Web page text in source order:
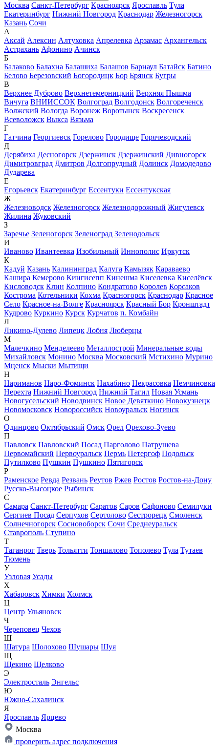
Москва Санкт-Петербург Красноярск Ярославль Тула
Екатеринбург Нижний Новгород Краснодар Железногорск
Казань Сочи
А
Аксай Алексин Алтуховка Апрелевка Арзамас Архангельск
Астрахань Афонино Ачинск
Б
Балаково Балахна Балашиха Балашов Барнаул Батайск Батино
Белово Березовский Богородицк Бор Брянск Бугры
В
Верхнее Дуброво Верхнетемерницкий Верхняя Пышма
Вичуга ВНИИССОК Волгоград Волгодонск Волгореченск
Волжский Вологда Воронеж Воротынск Воскресенск
Всеволожск Выкса Вязьма
Г
Гатчина Георгиевск Горелово Городище Горячеводский
Д
Дерябиха Десногорск Дзержинск Дзержинский Дивногорск
Димитровград Дмитров Долгопрудный Долинск Домодедово
Дударева
Е
Егорьевск Екатеринбург Ессентуки Ессентукская
Ж
Железноводск Железногорск Железнодорожный Жигулевск
Жилина Жуковский
З
Заречье Зеленогорск Зеленоград Зеленодольск
И
Иваново Ивантеевка Изобильный Иннополис Иркутск
К
Кадуй Казань Калининград Калуга Камызяк Караваево
Кашира Кемерово Кингисепп Кинешма Киселевка Киселёвск
Кисловодск Клин Колпино Кондратово Королев Корсаков
Кострома Котельники Кохма Красногорск Краснодар Красное
Село Красное-на-Волге Красноярск Красный Бор Кронштадт
Кудрово Куркино Курск Курчатов п. Комбайн
Л
Ликино-Дулево Липецк Лобня Люберцы
М
Малечкино Менделеево Металлострой Минеральные воды
Михайловск Монино Москва Московский Мстихино Мурино
Мценск Мыски Мытищи
Н
Нариманов Наро-Фоминск Нахабино Некрасовка Немчиновка
Нерехта Нижний Новгород Нижний Тагил Новая Усмань
Новогусельский Новодвинск Новое Девяткино Новокузнецк
Новомосковск Новороссийск Новоуральск Ногинск
О
Одинцово Октябрьский Омск Орел Орехово-Зуево
П
Павловск Павловский Посад Парголово Патрушева
Первомайский Первоуральск Пермь Петергоф Подольск
Путилково Пушкин Пушкино Пятигорск
Р
Раменское Ревда Резвань Реутов Ржев Ростов Ростов-на-Дону
Русско-Высоцкое Рыбинск
С
Самара Санкт-Петербург Саратов Саров Сафоново Семилуки
Сергиев Посад Серпухов Сертолово Сестрорецк Смоленск
Солнечногорск Сосновоборск Сочи Среднеуральск
Ставрополь Ступино
Т
Таганрог Тверь Тольятти Тоншалово Тополево Тула Тутаев
Тюмень
У
Узловая Усады
Х
Хабаровск Химки Холмск
Ц
Центр Ульяновск
Ч
Череповец Чехов
Ш
Шатура Шолохово Шушары Шуя
Щ
Щекино Щелково
Э
Электросталь Энгельс
Ю
Южно-Сахалинск
Я
Ярославль Ярцево
Москва
проверить адрес подключения